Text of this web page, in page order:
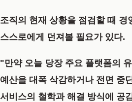
조직의 현재 상황을 점검할 때 경
스스로에게 던져볼 필요가 있다.
"만약 오늘 당장 주요 플랫폼의
예산을 대폭 삭감하거나 전면 중
서비스의 철학과 해결 방식에 공